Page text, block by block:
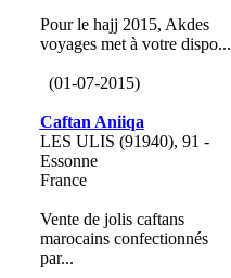
Pour le hajj 2015, Akdes
voyages met à votre dispo...
(01-07-2015)
Caftan Aniiqa
LES ULIS (91940), 91 -
Essonne
France
Vente de jolis caftans
marocains confectionnés
par...